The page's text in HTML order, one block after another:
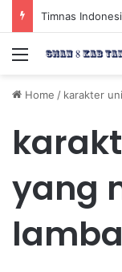
Menu
Home / karakter
yang